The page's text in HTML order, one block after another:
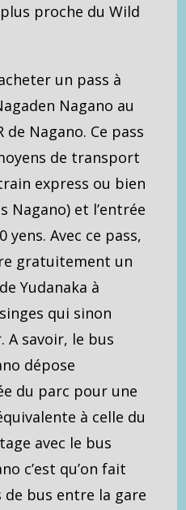
proche du Wild
un pass à
Nagano au
de Nagano. Ce pass
de transport
express ou bien
Nagano) et l’entrée
yens. Avec ce pass,
gratuitement un
Yudanaka à
qui sinon
A savoir, le bus
dépose
du parc pour une
à celle du
avec le bus
c’est qu’on fait
de bus entre la gare